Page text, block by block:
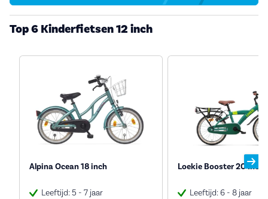
Top 6 Kinderfietsen 12 inch
Alpina Ocean 18 inch
Leeftijd: 5 - 7 jaar
Loekie Booster 20 Inch
Leeftijd: 6 - 8 jaar